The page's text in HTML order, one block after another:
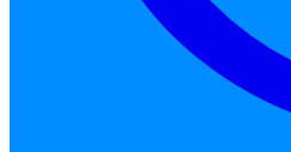
เลือกหัวข้อที่คุณสนใจ